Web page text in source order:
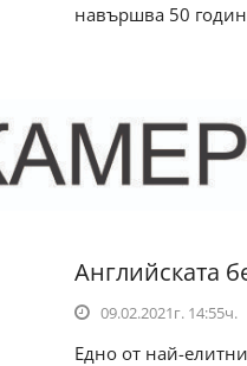
навършва 50
Английската
09.02.2021г. 14:55ч.
Едно от най-